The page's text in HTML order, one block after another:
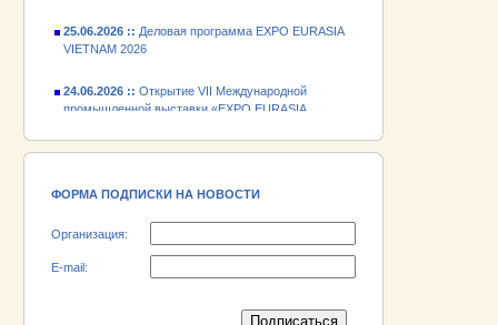
VIETNAM 2026
промышленной выставки «EXPO EURASIA
VIETNAM 2026»
ФОРМА ПОДПИСКИ НА НОВОСТИ
Организация:
E-mail: